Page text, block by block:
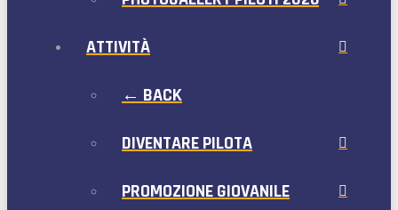
ATTIVITÀ
← BACK
DIVENTARE PILOTA
PROMOZIONE GIOVANILE